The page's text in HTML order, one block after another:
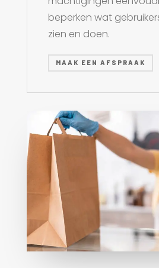
beperken wat
zien en doen.
MAAK EEN AFSPRAAK